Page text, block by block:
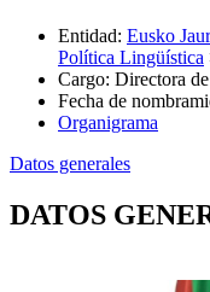
Entidad: Eusko
Política Lingüística
Cargo: Directora
Fecha de
Organigrama
Datos generales
DATOS